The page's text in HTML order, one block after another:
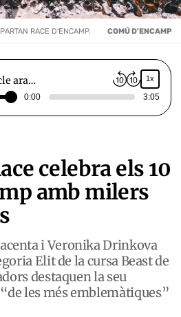
celebra els 10
amb milers
i Veronika Drinkova
Elit de la cursa Beast de
destaquen la seu
les més emblemàtiques”
RACE D'ENCAMP. COMÚ D'ENCAMP
ara… 1x
0:00 3:05